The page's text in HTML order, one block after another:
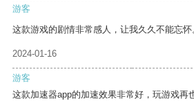
游客
这款游戏的剧情非常感人，让我久久不能忘怀
2024-01-16
游客
这款加速器app的加速效果非常好，玩游戏再